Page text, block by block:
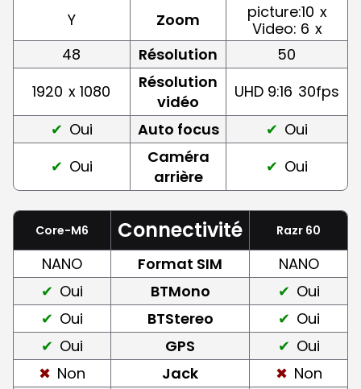
Y Zoom picture:10 x
Video: 6 x
48
Résolution
50
1920 x 1080
Résolution
vidéo
UHD 9:16 30fps
Oui
Auto focus
Oui
Oui
Caméra
arrière
Oui
Core-M6 Connectivité Razr 60
NANO Format SIM
NANO
Oui
BTMono
Oui
Oui
BTStereo
Oui
Oui
GPS
Oui
Non
Jack
Non